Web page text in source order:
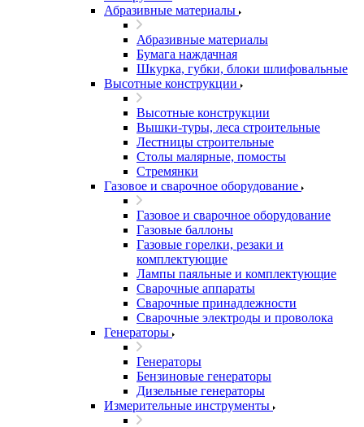
Абразивные материалы
Абразивные материалы
Бумага наждачная
Шкурка, губки, блоки шлифовальные
Высотные конструкции
Высотные конструкции
Вышки-туры, леса строительные
Лестницы строительные
Столы малярные, помосты
Стремянки
Газовое и сварочное оборудование
Газовое и сварочное оборудование
Газовые баллоны
Газовые горелки, резаки и
комплектующие
Лампы паяльные и комплектующие
Сварочные аппараты
Сварочные принадлежности
Сварочные электроды и проволока
Генераторы
Генераторы
Бензиновые генераторы
Дизельные генераторы
Измерительные инструменты